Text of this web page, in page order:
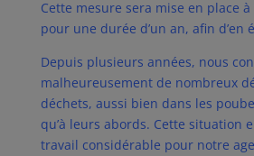
Cette mesure sera mise en place
pour une durée d’un an, afin d’en
Depuis plusieurs années, nous
malheureusement de nombreux
déchets, aussi bien dans les
qu’à leurs abords. Cette situation
travail considérable pour notre